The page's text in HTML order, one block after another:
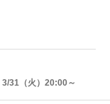
31（火）20:00～